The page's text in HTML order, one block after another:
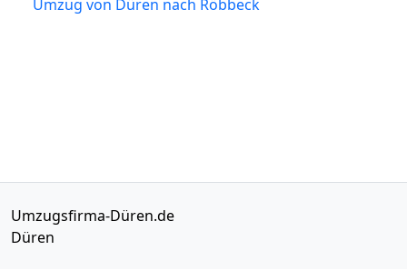
Umzug von Düren nach Röbbeck
Umzugsfirma-Düren.de
Düren